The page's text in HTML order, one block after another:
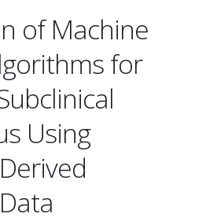
of Machine
for
Using